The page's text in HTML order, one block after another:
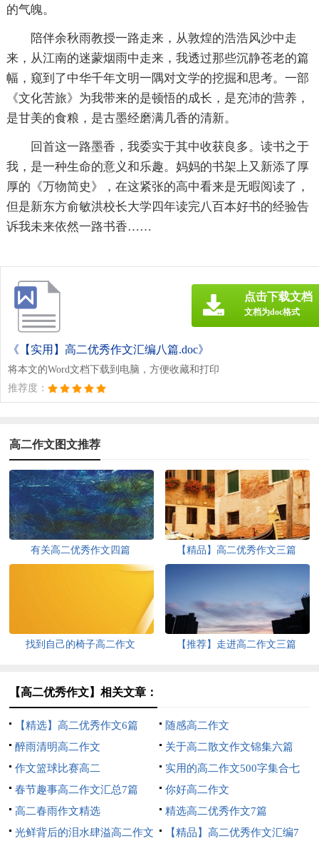
的气魄。
陪伴余秋雨教授一路走来，从敦煌的浩浩风沙中走
来，从江南的迷蒙烟雨中走来，我透过那些沉静苍老的篇
幅，窥到了中华千年文明一隅对文学的挖掘和思考。一部
《文化苦旅》为我带来的是顿悟的成长，是充沛的营养，
是甘美的食粮，是古墨经磨满几香的清新。
回首这一路墨香，我委实于其中收获良多。读书之于
我，是一种生命的意义和乐趣。妈妈的书架上又新添了厚
厚的《万物简史》，在这紧张的高中看来是无暇阅读了，
但是新东方俞敏洪校长大学四年读完八百本好书的经验告
诉我未来依然一路书香……
《【实用】高二优秀作文汇编八篇.doc》
将本文的Word文档下载到电脑，方便收藏和打印
推荐度：
点击下载文档
文档为doc格式
高二作文图文推荐
有关高二优秀作文四篇 【精品】高二优秀作文三篇
找到自己的椅子高二作文 【推荐】走进高二作文三篇
【高二优秀作文】相关文章：
【精选】高二优秀作文6篇
随感高二作文
醉雨清明高二作文
关于高二散文作文锦集六篇
作文篮球比赛高二
实用的高二作文500字集合七
篇
春节趣事高二作文汇总7篇
你好高二作文
高二春雨作文精选
精选高二优秀作文7篇
光鲜背后的泪水肆溢高二作文
【精品】高二优秀作文汇编7